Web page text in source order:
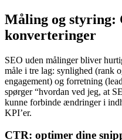
Måling og styring:
konverteringer
SEO uden målinger bliver
måle i tre lag: synlighed (rank
engagement) og forretning
spørger “hvordan ved jeg, at
kunne forbinde ændringer i
KPI’er.
CTR: optimer dine